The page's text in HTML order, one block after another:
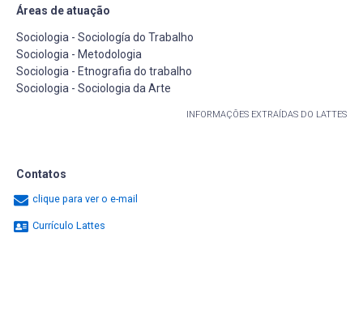
Áreas de atuação
Sociologia - Sociología do Trabalho
Sociologia - Metodologia
Sociologia - Etnografia do trabalho
Sociologia - Sociologia da Arte
INFORMAÇÕES EXTRAÍDAS DO LATTES
Contatos
clique para ver o e-mail
Currículo Lattes